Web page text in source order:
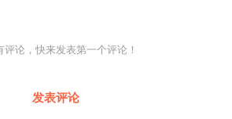
评论，快来发表第一个评论！
发表评论